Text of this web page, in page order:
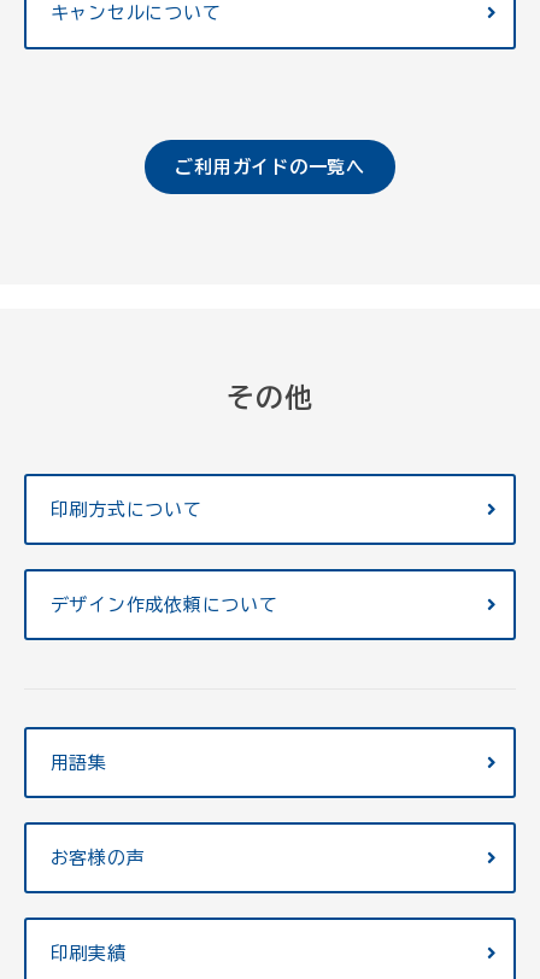
キャンセルについて
ご利用ガイドの一覧へ
その他
印刷方式について
デザイン作成依頼について
用語集
お客様の声
印刷実績